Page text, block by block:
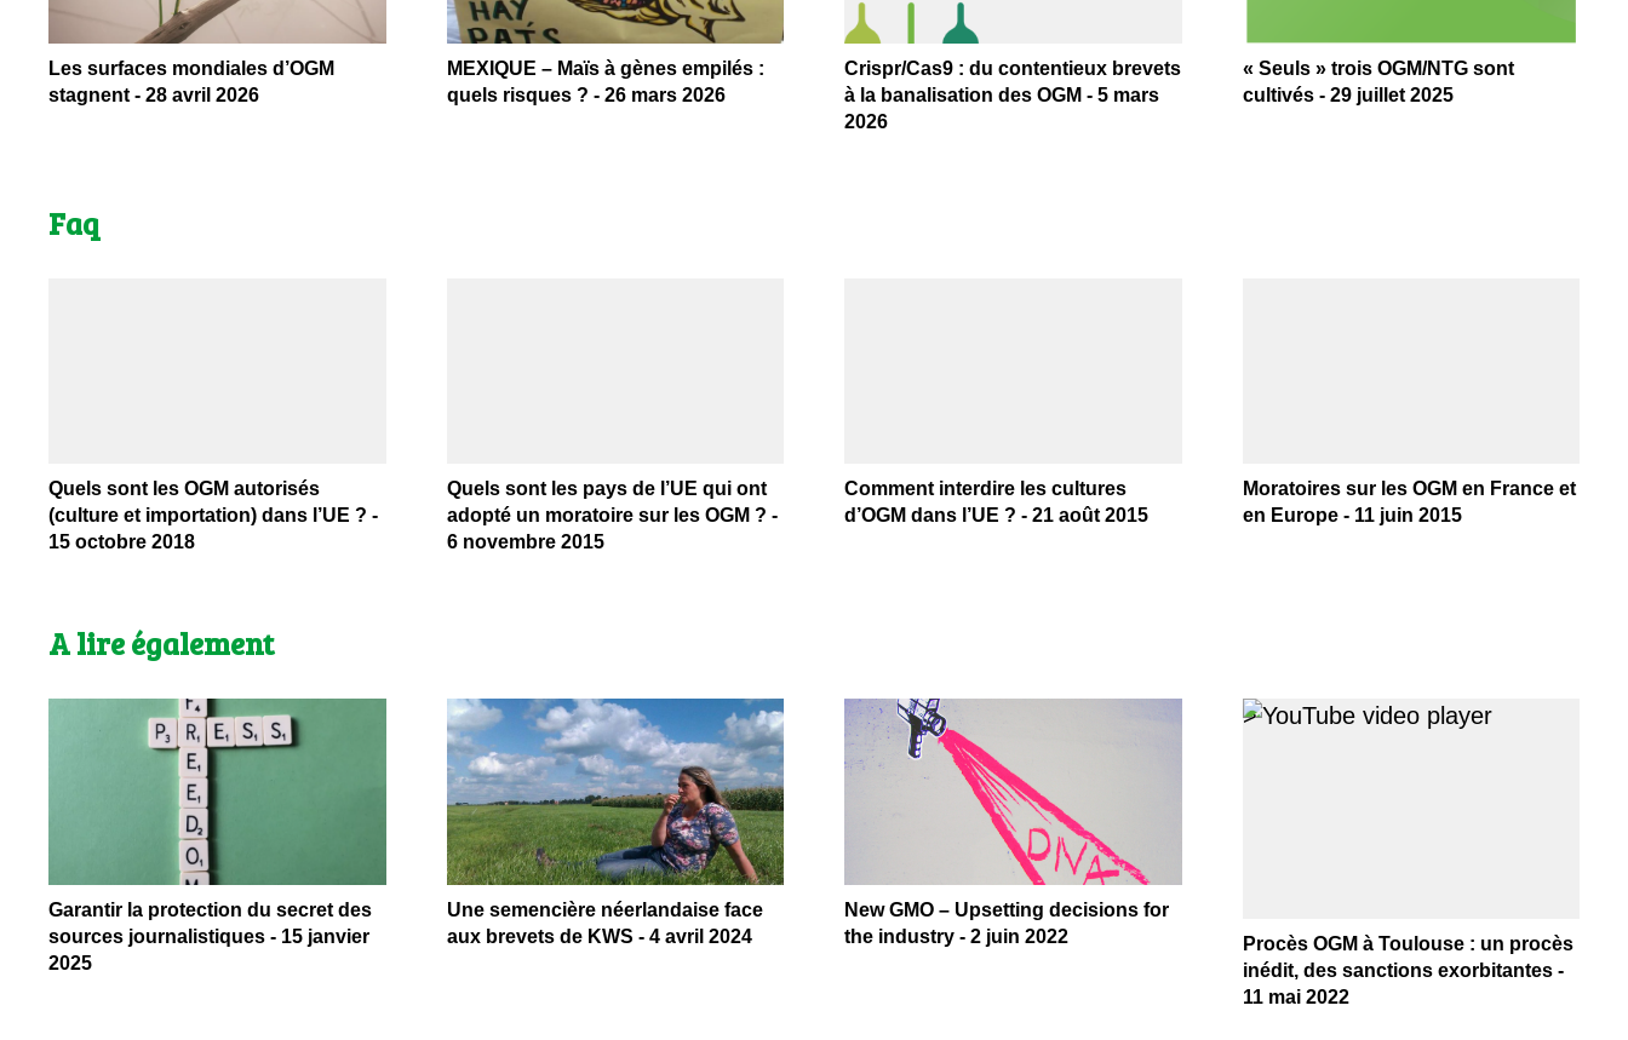
Les surfaces mondiales d’OGM
stagnent - 28 avril 2026
MEXIQUE – Maïs à gènes empilés :
quels risques ? - 26 mars 2026
Crispr/Cas9 : du contentieux brevets
à la banalisation des OGM - 5 mars
2026
« Seuls » trois OGM/NTG sont
cultivés - 29 juillet 2025
Faq
Quels sont les OGM autorisés
(culture et importation) dans l’UE ? -
15 octobre 2018
Quels sont les pays de l’UE qui ont
adopté un moratoire sur les OGM ? -
6 novembre 2015
Comment interdire les cultures
d’OGM dans l’UE ? - 21 août 2015
Moratoires sur les OGM en France et
en Europe - 11 juin 2015
A lire également
Garantir la protection du secret des
sources journalistiques - 15 janvier
2025
Une semencière néerlandaise face
aux brevets de KWS - 4 avril 2024
New GMO – Upsetting decisions for
the industry - 2 juin 2022
>
Procès OGM à Toulouse : un procès
inédit, des sanctions exorbitantes -
11 mai 2022